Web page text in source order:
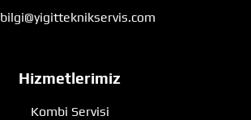
bilgi@yigitteknikservis.com
Hizmetlerimiz
Kombi Servisi